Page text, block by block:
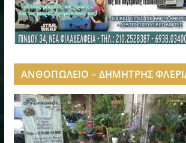
ΑΝΘΟΠΩΛΕΙΟ – ΔΗΜΗΤΡΗΣ